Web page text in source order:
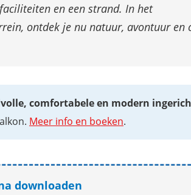
en een strand. In het
ontdek je nu natuur, avontuur en
comfortabele en modern
Meer info en boeken.
downloaden